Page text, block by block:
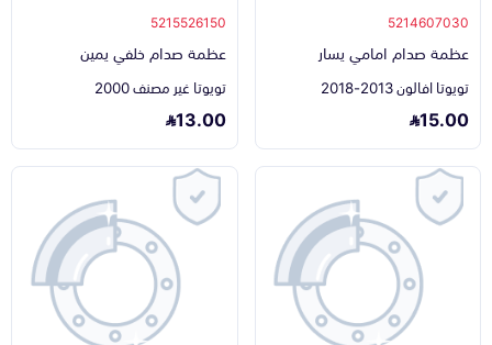
5214607030
عظمة صدام امامي يسار
تويوتا افالون 2013-2018
15.00
5215526150
عظمة صدام خلفي يمين
تويوتا غير مصنف 2000
13.00